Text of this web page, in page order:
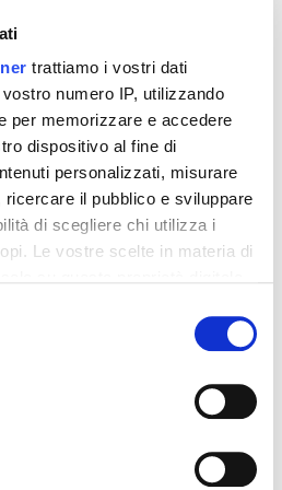
trattiamo i vostri dati
numero IP, utilizzando
per memorizzare e accedere
dispositivo al fine di
personalizzati, misurare
il pubblico e sviluppare
di scegliere chi utilizza i
Le vostre scelte in materia di
consenso in qualsiasi
sui cookie o facendo clic
sulla tua posizione
55,18 €